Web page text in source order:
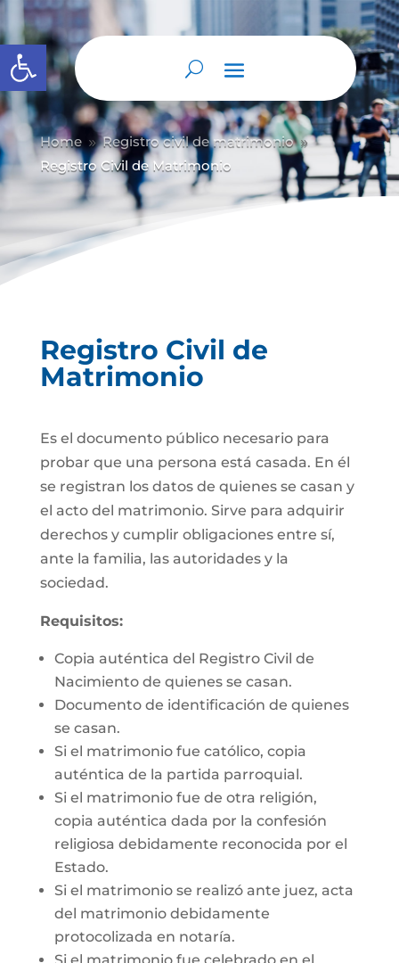
Abrir barra de herramientas
Home 9 Registro civil de matrimonio 9
Registro Civil de Matrimonio
Registro Civil de
Matrimonio
Es el documento público necesario para
probar que una persona está casada. En él
se registran los datos de quienes se casan y
el acto del matrimonio. Sirve para adquirir
derechos y cumplir obligaciones entre sí,
ante la familia, las autoridades y la
sociedad.
Requisitos:
Copia auténtica del Registro Civil de
Nacimiento de quienes se casan.
Documento de identificación de quienes
se casan.
Si el matrimonio fue católico, copia
auténtica de la partida parroquial.
Si el matrimonio fue de otra religión,
copia auténtica dada por la confesión
religiosa debidamente reconocida por el
Estado.
Si el matrimonio se realizó ante juez, acta
del matrimonio debidamente
protocolizada en notaría.